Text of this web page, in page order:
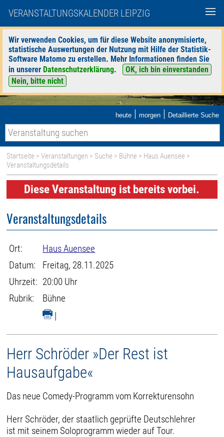
VERANSTALTUNGSKALENDER LEIPZIG
Wir verwenden Cookies, um für diese Website anonymisierte,
statistische Auswertungen der Nutzung mit Hilfe der Statistik-
Software Matomo zu erstellen. Mehr Informationen finden Sie
in unserer Datenschutzerklärung.
OK, ich bin einverstanden
Nein, bitte nicht
heute | morgen | Detaillierte Suche
Startseite >Veranstaltungen > Suche > Bühne > Haus Auensee >
Veranstaltungsdetails
Diese Veranstaltung ist bereits vorbei.
Veranstaltungsdetails
Ort:
Haus Auensee
Datum:
Freitag, 28.11.2025
Uhrzeit: 20:00 Uhr
Rubrik:
Bühne
|
Herr Schröder »Der Rest ist
Hausaufgabe«
Das neue Comedy-Programm vom Korrekturensohn
Herr Schröder, der staatlich geprüfte Deutschlehrer
ist mit seinem Soloprogramm wieder auf Tour.